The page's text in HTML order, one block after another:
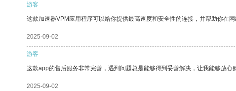
游客
这款加速器VPM应用程序可以给你提供最高速度和安全性的连接，并帮助你在网
2025-09-02
游客
这款app的售后服务非常完善，遇到问题总是能够得到妥善解决，让我能够放心
2025-09-02